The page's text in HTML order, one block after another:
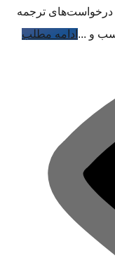
درخواست‌های ترجمه
و ... ادامه مطلب